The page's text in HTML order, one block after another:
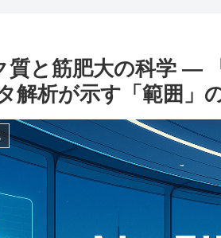
質と筋肥大の科学 ―
解析が示す「範囲」